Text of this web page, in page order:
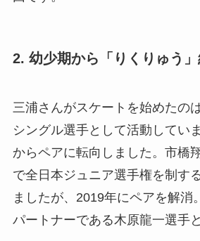
2. 幼少期から「りくりゅう
三浦さんがスケートを始めたの
シングル選手として活動してい
からペアに転向しました。市橋
で全日本ジュニア選手権を制す
ましたが、2019年にペアを解消
パートナーである木原龍一選手